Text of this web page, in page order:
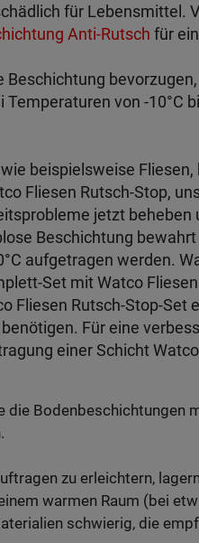
für Lebensmittel.
Anti-Rutsch für
Beschichtung
von -10°C
beispielsweise
Fliesen Rutsch-Stop,
jetzt
Beschichtung
aufgetragen werden.
Set mit Watco
Fliesen Rutsch-Stop-Set
Für eine
einer Schicht
die Bodenbeschichtungen
zu erleichtern,
warmen Raum (bei
schwierig, die